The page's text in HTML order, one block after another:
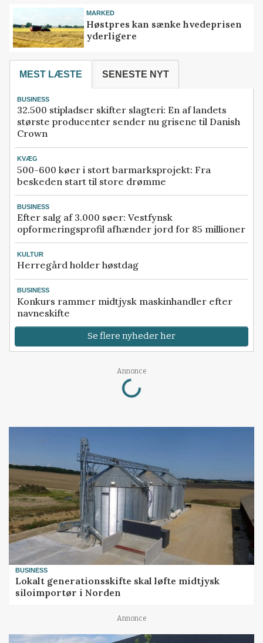
MARKED
Høstpres kan sænke hvedeprisen
yderligere
MEST LÆSTE SENESTE NYT
BUSINESS
32.500 stipladser skifter slagteri: En af landets
største producenter sender nu grisene til Danish
Crown
KVÆG
500-600 køer i stort barmarksprojekt: Fra
beskeden start til store drømme
BUSINESS
Efter salg af 3.000 søer: Vestfynsk
opformeringsprofil afhænder jord for 85 millioner
KULTUR
Herregård holder høstdag
BUSINESS
Konkurs rammer midtjysk maskinhandler efter
navneskifte
Se flere nyheder her
Annonce
Loading...
BUSINESS
Lokalt generationsskifte skal løfte midtjysk
siloimportør i Norden
Annonce